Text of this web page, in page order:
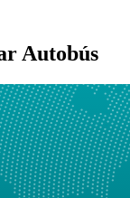
Autobús